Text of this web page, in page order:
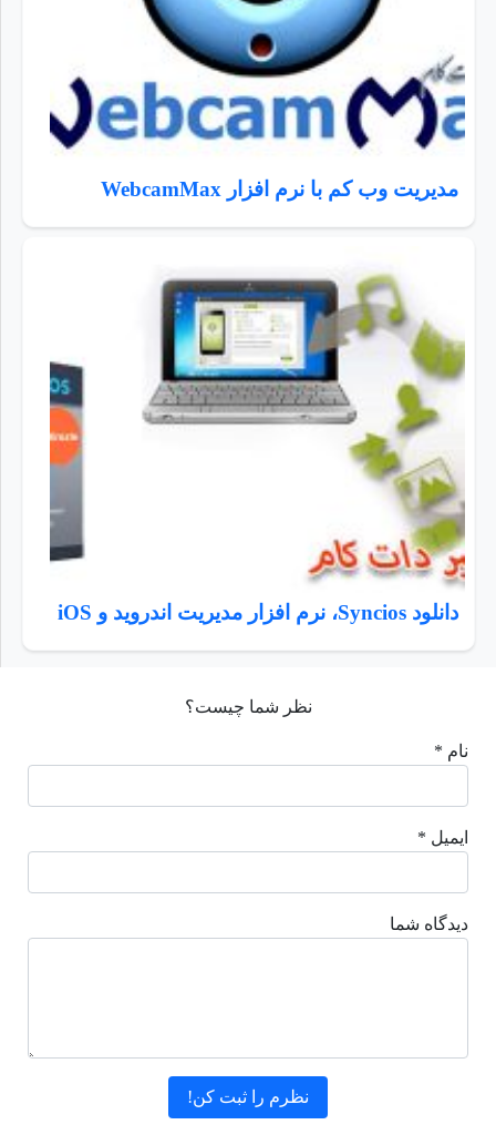
مدیریت وب کم با نرم افزار WebcamMax
دانلود Syncios، نرم افزار مدیریت اندروید و iOS
نظر شما چیست؟
نام *
ایمیل *
دیدگاه شما